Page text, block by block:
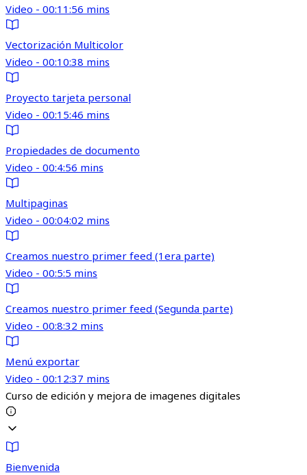
Video - 00:11:56 mins
Vectorización Multicolor
Video - 00:10:38 mins
Proyecto tarjeta personal
Video - 00:15:46 mins
Propiedades de documento
Video - 00:4:56 mins
Multipaginas
Video - 00:04:02 mins
Creamos nuestro primer feed (1era parte)
Video - 00:5:5 mins
Creamos nuestro primer feed (Segunda parte)
Video - 00:8:32 mins
Menú exportar
Video - 00:12:37 mins
Curso de edición y mejora de imagenes digitales
Bienvenida